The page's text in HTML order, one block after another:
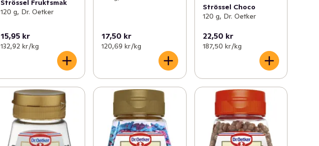
Strössel Fruktsmak
120 g, Dr. Oetker
15,95 kr
132,92 kr /kg
17,50 kr
120,69 kr /kg
Strössel Choco
120 g, Dr. Oetker
22,50 kr
187,50 kr /kg